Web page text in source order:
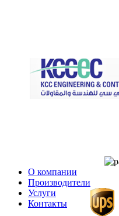
О компании
Производители
Услуги
Контакты